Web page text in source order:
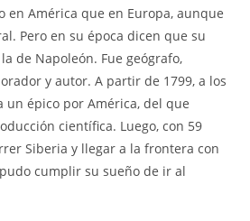
en América que en Europa, aunque
Pero en su época dicen que su
de Napoleón. Fue geógrafo,
y autor. A partir de 1799, a los
un épico por América, del que
científica. Luego, con 59
Siberia y llegar a la frontera con
cumplir su sueño de ir al